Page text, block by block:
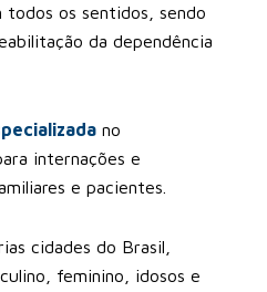
os sentidos, sendo
da dependência
no
internações e
e pacientes.
cidades do Brasil,
feminino, idosos e